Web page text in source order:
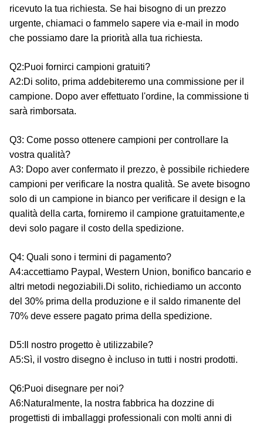
ricevuto la tua richiesta. Se hai bisogno di un prezzo
urgente, chiamaci o fammelo sapere via e-mail in modo
che possiamo dare la priorità alla tua richiesta.
Q2:Puoi fornirci campioni gratuiti?
A2:Di solito, prima addebiteremo una commissione per il
campione. Dopo aver effettuato l'ordine, la commissione ti
sarà rimborsata.
Q3: Come posso ottenere campioni per controllare la
vostra qualità?
A3: Dopo aver confermato il prezzo, è possibile richiedere
campioni per verificare la nostra qualità. Se avete bisogno
solo di un campione in bianco per verificare il design e la
qualità della carta, forniremo il campione gratuitamente,e
devi solo pagare il costo della spedizione.
Q4: Quali sono i termini di pagamento?
A4:accettiamo Paypal, Western Union, bonifico bancario e
altri metodi negoziabili.Di solito, richiediamo un acconto
del 30% prima della produzione e il saldo rimanente del
70% deve essere pagato prima della spedizione.
D5:Il nostro progetto è utilizzabile?
A5:Sì, il vostro disegno è incluso in tutti i nostri prodotti.
Q6:Puoi disegnare per noi?
A6:Naturalmente, la nostra fabbrica ha dozzine di
progettisti di imballaggi professionali con molti anni di